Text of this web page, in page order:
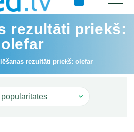
rezultāti priekš:
olefar
rezultāti priekš: olefar